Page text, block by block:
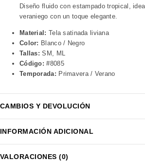
Diseño fluido con estampado tropical,
veraniego con un toque elegante.
Material: Tela satinada liviana
Color: Blanco / Negro
Tallas: SM, ML
Código: #8085
Temporada: Primavera / Verano
CAMBIOS Y DEVOLUCIÓN
INFORMACIÓN ADICIONAL
VALORACIONES (0)